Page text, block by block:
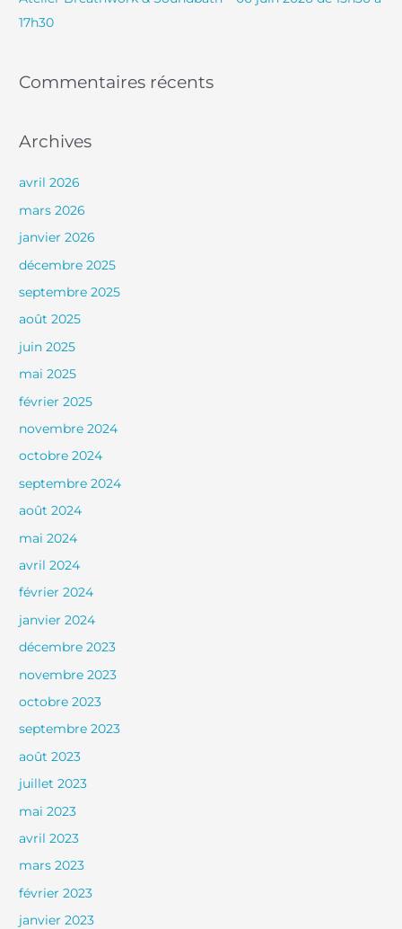
17h30
Commentaires récents
Archives
avril 2026
mars 2026
janvier 2026
décembre 2025
septembre 2025
août 2025
juin 2025
mai 2025
février 2025
novembre 2024
octobre 2024
septembre 2024
août 2024
mai 2024
avril 2024
février 2024
janvier 2024
décembre 2023
novembre 2023
octobre 2023
septembre 2023
août 2023
juillet 2023
mai 2023
avril 2023
mars 2023
février 2023
janvier 2023